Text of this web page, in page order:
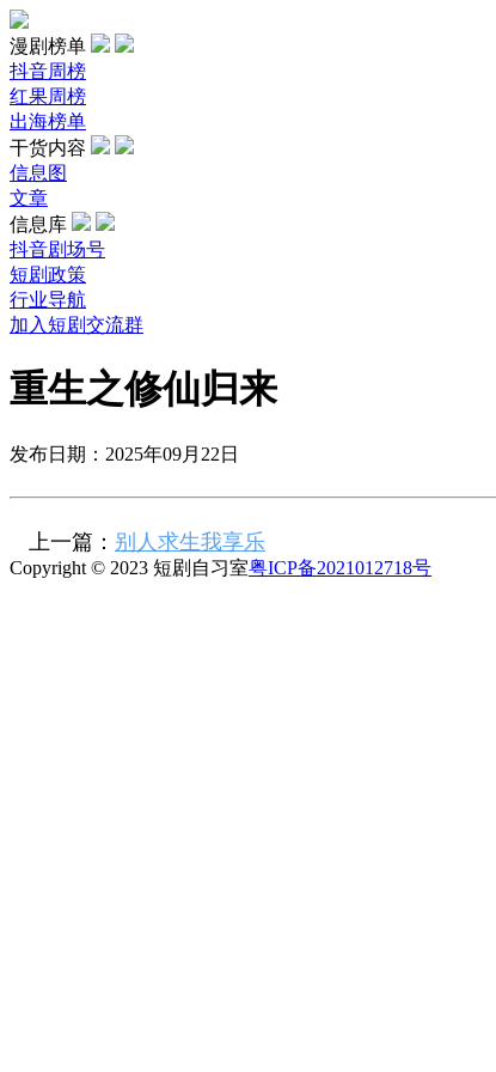
漫剧榜单
抖音周榜
红果周榜
出海榜单
干货内容
信息图
文章
信息库
抖音剧场号
短剧政策
行业导航
加入短剧交流群
重生之修仙归来
发布日期：2025年09月22日
上一篇： 别人求生我享乐
Copyright © 2023 短剧自习室粤ICP备2021012718号